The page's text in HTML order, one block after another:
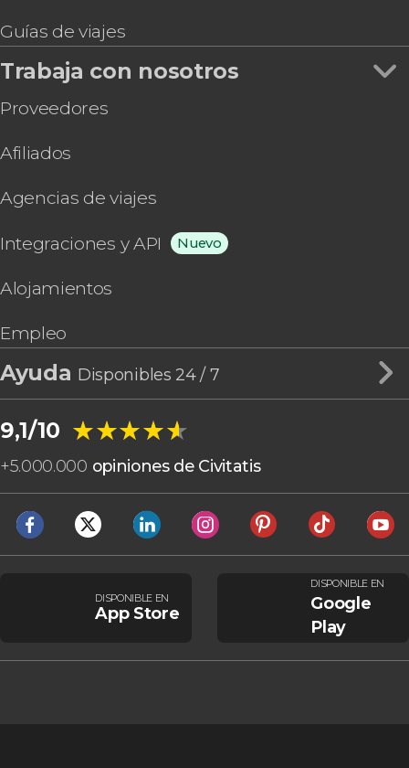
Guías de viajes
Trabaja con nosotros
Proveedores
Afiliados
Agencias de viajes
Integraciones y API Nuevo
Alojamientos
Empleo
Ayuda Disponibles 24 / 7
9,1/10 ★★★★★
★★★★★
+5.000.000 opiniones de Civitatis
DISPONIBLE EN
App Store
DISPONIBLE EN
Google
Play